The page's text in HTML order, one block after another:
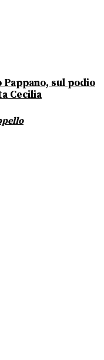
sul podio
Cecilia